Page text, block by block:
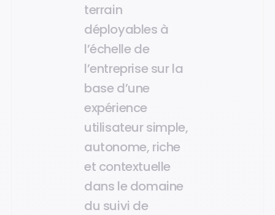
terrain
déployables à
l’échelle de
l’entreprise sur la
base d’une
expérience
utilisateur simple,
autonome, riche
et contextuelle
dans le domaine
du suivi de